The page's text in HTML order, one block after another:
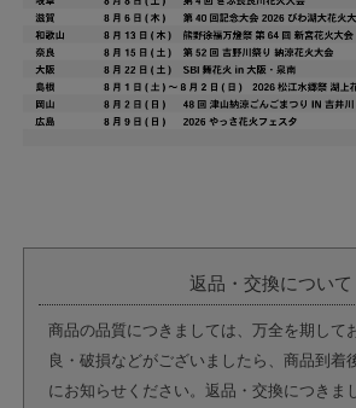
返品・交換について
商品の品質につきましては、万全を期して
良・破損などがございましたら、商品到着
にお知らせください。返品・交換につきま